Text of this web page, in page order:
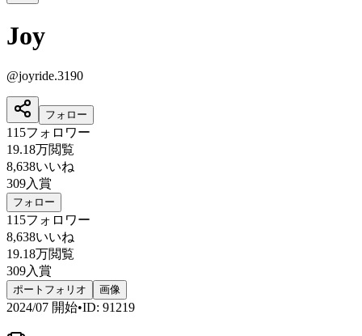
Joy
@joyride.3190
フォロー
115フォロワー
19.18万閲覧
8,638いいね
309入賞
フォロー
115フォロワー
8,638いいね
19.18万閲覧
309入賞
ポートフォリオ 画像
2024/07 開始•ID: 91219